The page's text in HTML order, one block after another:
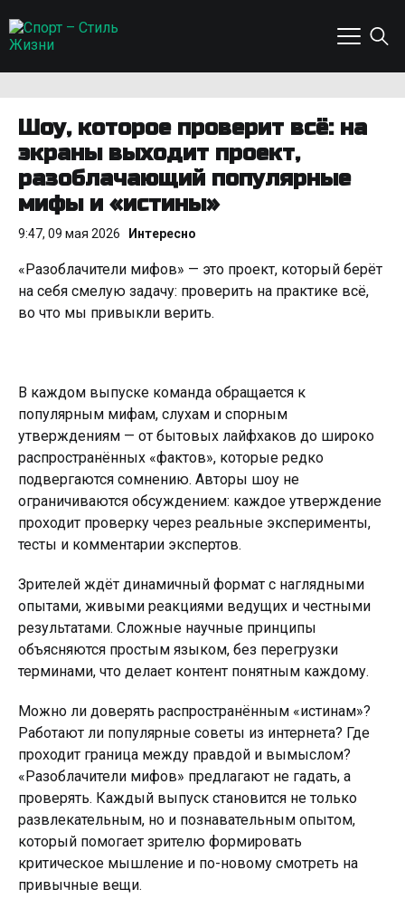
Шоу, которое проверит всё: на
экраны выходит проект,
разоблачающий популярные
мифы и «истины»
9:47, 09 мая 2026 Интересно
«Разоблачители мифов» — это проект, который берёт
на себя смелую задачу: проверить на практике всё,
во что мы привыкли верить.
В каждом выпуске команда обращается к
популярным мифам, слухам и спорным
утверждениям — от бытовых лайфхаков до широко
распространённых «фактов», которые редко
подвергаются сомнению. Авторы шоу не
ограничиваются обсуждением: каждое утверждение
проходит проверку через реальные эксперименты,
тесты и комментарии экспертов.
Зрителей ждёт динамичный формат с наглядными
опытами, живыми реакциями ведущих и честными
результатами. Сложные научные принципы
объясняются простым языком, без перегрузки
терминами, что делает контент понятным каждому.
Можно ли доверять распространённым «истинам»?
Работают ли популярные советы из интернета? Где
проходит граница между правдой и вымыслом?
«Разоблачители мифов» предлагают не гадать, а
проверять. Каждый выпуск становится не только
развлекательным, но и познавательным опытом,
который помогает зрителю формировать
критическое мышление и по-новому смотреть на
привычные вещи.